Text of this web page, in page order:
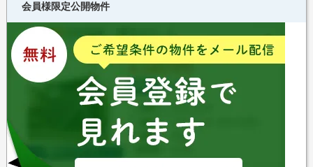
会員様限定公開物件